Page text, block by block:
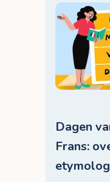
Dagen
Frans: